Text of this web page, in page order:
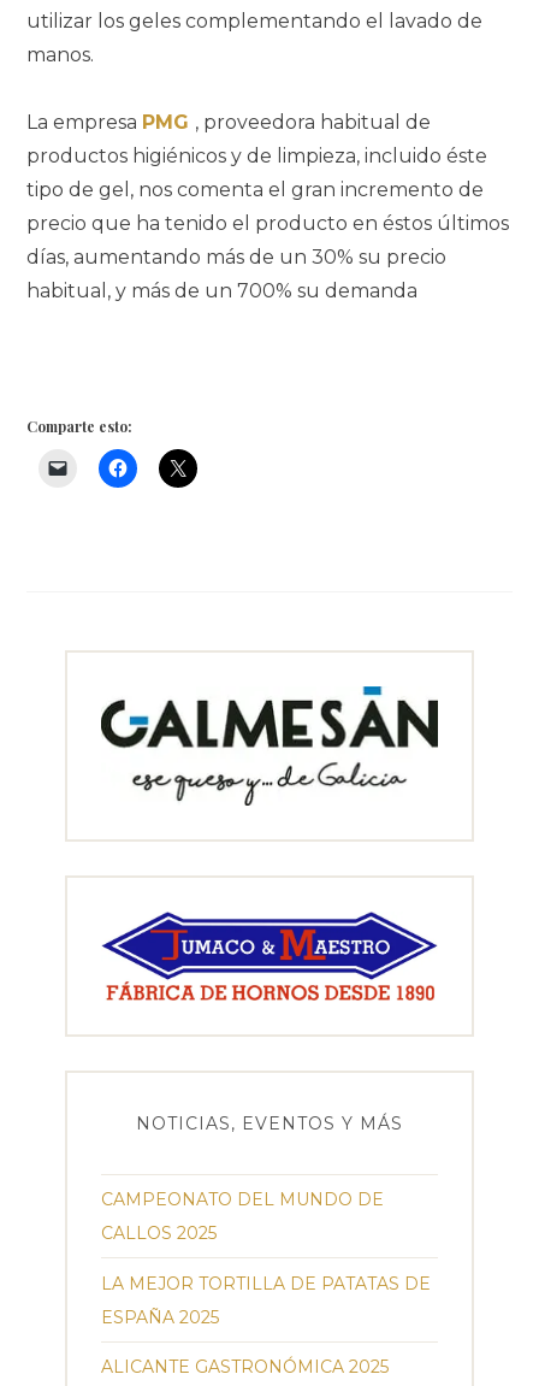
utilizar los geles complementando el lavado de
manos.
La empresa PMG , proveedora habitual de
productos higiénicos y de limpieza, incluido éste
tipo de gel, nos comenta el gran incremento de
precio que ha tenido el producto en éstos últimos
días, aumentando más de un 30% su precio
habitual, y más de un 700% su demanda
Comparte esto:
NOTICIAS, EVENTOS Y MÁS
CAMPEONATO DEL MUNDO DE
CALLOS 2025
LA MEJOR TORTILLA DE PATATAS DE
ESPAÑA 2025
ALICANTE GASTRONÓMICA 2025